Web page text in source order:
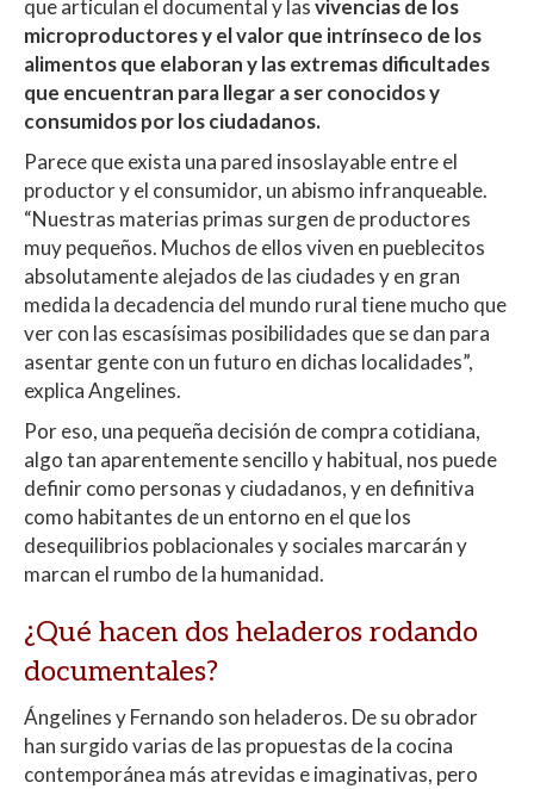
que articulan el documental y lasvivencias de los
microproductores y el valor que intrínseco de los
alimentos que elaboran y las extremas dificultades
que encuentran para llegar a ser conocidos y
consumidos por los ciudadanos.
Parece que exista una pared insoslayable entre el
productor y el consumidor, un abismo infranqueable.
“Nuestras materias primas surgen de productores
muy pequeños. Muchos de ellos viven en pueblecitos
absolutamente alejados de las ciudades y en gran
medida la decadencia del mundo rural tiene mucho que
ver con las escasísimas posibilidades que se dan para
asentar gente con un futuro en dichas localidades”,
explica Angelines.
Por eso, una pequeña decisión de compra cotidiana,
algo tan aparentemente sencillo y habitual, nos puede
definir como personas y ciudadanos, y en definitiva
como habitantes de un entorno en el que los
desequilibrios poblacionales y sociales marcarán y
marcan el rumbo de la humanidad.
¿Qué hacen dos heladeros rodando
documentales?
Ángelines y Fernando son heladeros. De su obrador
han surgido varias de las propuestas de la cocina
contemporánea más atrevidas e imaginativas, pero